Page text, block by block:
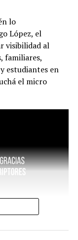
lo
López, el
visibilidad al
familiares,
estudiantes en
el micro